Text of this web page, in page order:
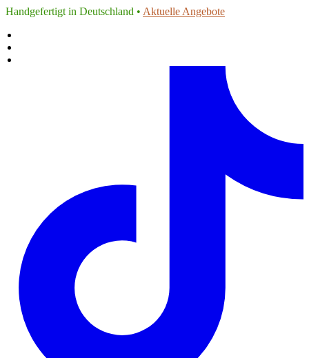
Handgefertigt in Deutschland • Aktuelle Angebote